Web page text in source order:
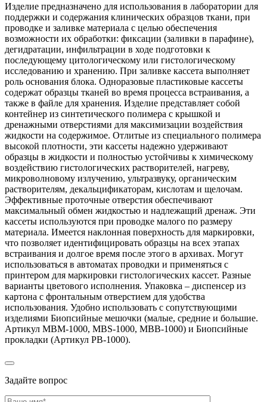
Изделие предназначено для использования в лаборатории для
поддержки и содержания клинических образцов ткани, при
проводке и заливке материала с целью обеспечения
возможности их обработки: фиксации (заливки в парафине),
дегидратации, инфильтрации в ходе подготовки к
последующему цитологическому или гистологическому
исследованию и хранению. При заливке кассета выполняет
роль основания блока. Одноразовые пластиковые кассеты
содержат образцы тканей во время процесса встраивания, а
также в файле для хранения. Изделие представляет собой
контейнер из синтетического полимера с крышкой и
дренажными отверстиями для максимизации воздействия
жидкости на содержимое. Отлитые из специального полимера
высокой плотности, эти кассеты надежно удерживают
образцы в жидкости и полностью устойчивы к химическому
воздействию гистологических растворителей, нагреву,
микроволновому излучению, ультразвуку, органическим
растворителям, декальцификаторам, кислотам и щелочам.
Эффективные проточные отверстия обеспечивают
максимальный обмен жидкостью и надлежащий дренаж. Эти
кассеты используются при проводке малого по размеру
материала. Имеется наклонная поверхность для маркировки,
что позволяет идентифицировать образцы на всех этапах
встраивания и долгое время после этого в архивах. Могут
использоваться в автоматах проводки и применяться с
принтером для маркировки гистологических кассет. Разные
варианты цветового исполнения. Упаковка – диспенсер из
картона с фронтальным отверстием для удобства
использования. Удобно использовать с сопутствующими
изделиями Биопсийные мешочки (малые, средние и большие.
Артикул MBM-1000, MBS-1000, MBB-1000) и Биопсийные
прокладки (Артикул PB-1000).
Задайте вопрос